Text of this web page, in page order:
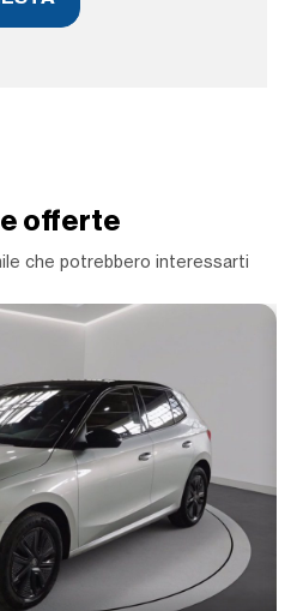
offerte
che potrebbero interessarti